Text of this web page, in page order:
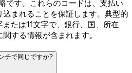
です。これらのコードは、支払い
まれることを保証します。典型的
たは11文字で、銀行、国、所在
する情報が含まれます。
チで同じですか?